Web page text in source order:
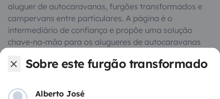
Sobre este furgão transformado
Alberto José
aluguer de autocaravanas, furgões transformados e
campervans entre particulares. A página é o
intermediário de confiança e propõe uma solução
chave-na-mão para os alugueres de autocaravanas
Shops